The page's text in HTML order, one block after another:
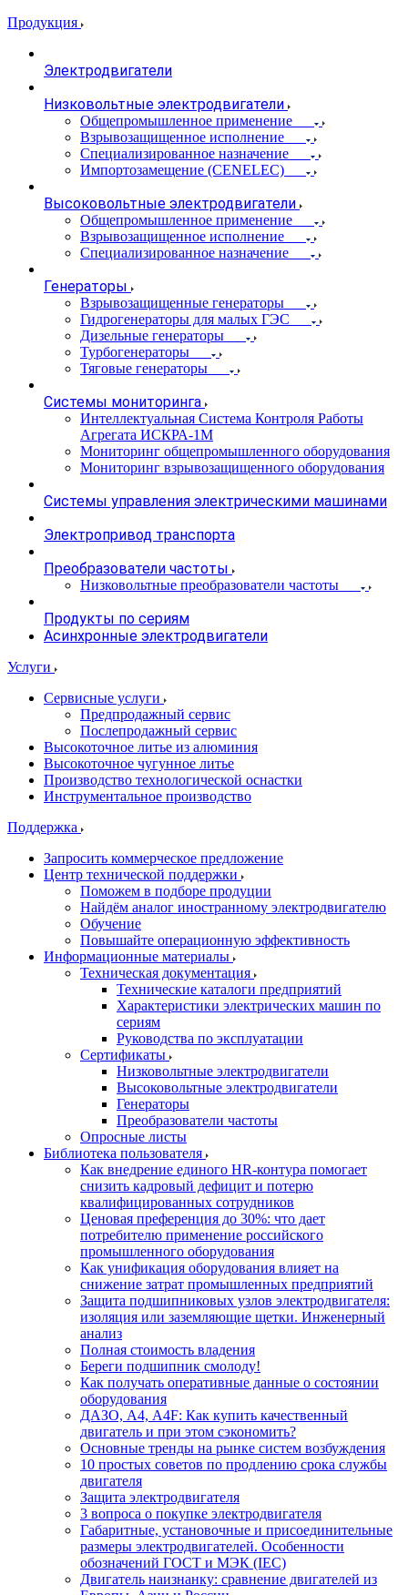
Продукция
Электродвигатели
Низковольтные электродвигатели
Общепромышленное применение
Взрывозащищенное исполнение
Специализированное назначение
Импортозамещение (CENELEC)
Высоковольтные электродвигатели
Общепромышленное применение
Взрывозащищенное исполнение
Специализированное назначение
Генераторы
Взрывозащищенные генераторы
Гидрогенераторы для малых ГЭС
Дизельные генераторы
Турбогенераторы
Тяговые генераторы
Системы мониторинга
Интеллектуальная Система Контроля Работы
Агрегата ИСКРА-1М
Мониторинг общепромышленного оборудования
Мониторинг взрывозащищенного оборудования
Системы управления электрическими машинами
Электропривод транспорта
Преобразователи частоты
Низковольтные преобразователи частоты
Продукты по сериям
Асинхронные электродвигатели
Услуги
Сервисные услуги
Предпродажный сервис
Послепродажный сервис
Высокоточное литье из алюминия
Высокоточное чугунное литье
Производство технологической оснастки
Инструментальное производство
Поддержка
Запросить коммерческое предложение
Центр технической поддержки
Поможем в подборе продуции
Найдём аналог иностранному электродвигателю
Обучение
Повышайте операционную эффективность
Информационные материалы
Техническая документация
Технические каталоги предприятий
Характеристики электрических машин по
сериям
Руководства по эксплуатации
Сертификаты
Низковольтные электродвигатели
Высоковольтные электродвигатели
Генераторы
Преобразователи частоты
Опросные листы
Библиотека пользователя
Как внедрение единого HR-контура помогает
снизить кадровый дефицит и потерю
квалифицированных сотрудников
Ценовая преференция до 30%: что дает
потребителю применение российского
промышленного оборудования
Как унификация оборудования влияет на
снижение затрат промышленных предприятий
Защита подшипниковых узлов электродвигателя:
изоляция или заземляющие щетки. Инженерный
анализ
Полная стоимость владения
Береги подшипник смолоду!
Как получать оперативные данные о состоянии
оборудования
ДАЗО, А4, А4F: Как купить качественный
двигатель и при этом сэкономить?
Основные тренды на рынке систем возбуждения
10 простых советов по продлению срока службы
двигателя
Защита электродвигателя
3 вопроса о покупке электродвигателя
Габаритные, установочные и присоединительные
размеры электродвигателей. Особенности
обозначений ГОСТ и МЭК (IEC)
Двигатель наизнанку: сравнение двигателей из